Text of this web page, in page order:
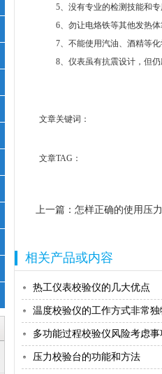
5、没有专业的检测技能和专
6、勿让电烙铁等其他发热体
7、不能使用汽油、酒精等化
8、仪表虽有抗震设计，但仍
文章关键词：
文章TAG：
上一篇： 怎样正确的使用压
相关产品或内容
热工仪表校验仪的几大优点
温度校验仪的工作方式非常独
多功能过程校验仪风险考虑事
压力校验台的功能和方法